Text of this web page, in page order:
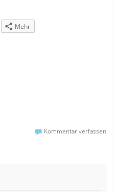
Mehr
Kommentar verfassen